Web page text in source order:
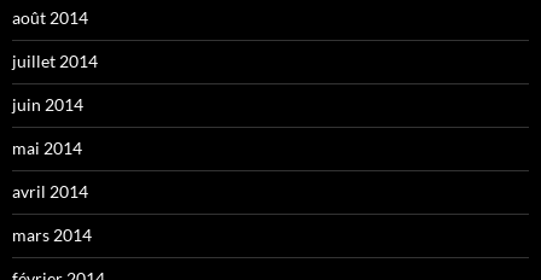
août 2014
juillet 2014
juin 2014
mai 2014
avril 2014
mars 2014